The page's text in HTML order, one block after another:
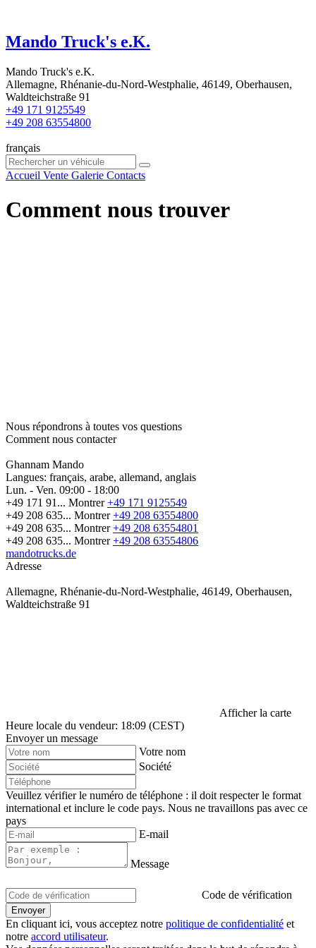
Mando Truck's e.K.
Mando Truck's e.K.
Allemagne, Rhénanie-du-Nord-Westphalie, 46149, Oberhausen,
Waldteichstraße 91
+49 171 9125549
+49 208 63554800
français
Accueil Vente Galerie Contacts
Comment nous trouver
Nous répondrons à toutes vos questions
Comment nous contacter
Ghannam Mando
Langues: français, arabe, allemand, anglais
Lun. - Ven. 09:00 - 18:00
+49 171 91... Montrer+49 171 9125549
+49 208 635... Montrer+49 208 63554800
+49 208 635... Montrer+49 208 63554801
+49 208 635... Montrer+49 208 63554806
mandotrucks.de
Adresse
Allemagne, Rhénanie-du-Nord-Westphalie, 46149, Oberhausen,
Waldteichstraße 91
Afficher la carte
Heure locale du vendeur: 18:09 (CEST)
Envoyer un message
Votre nom
Société
Veuillez vérifier le numéro de téléphone : il doit respecter le format
international et inclure le code pays. Nous ne travaillons pas avec ce
pays
E-mail
Message
Code de vérification
En cliquant ici, vous acceptez notre politique de confidentialité et
notre accord utilisateur.